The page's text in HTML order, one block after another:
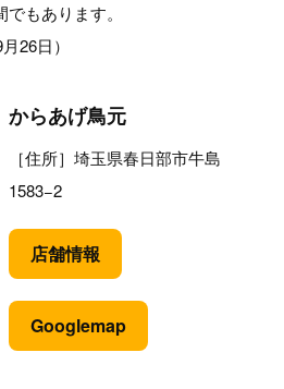
もあります。
26日）
からあげ鳥元
［住所］埼玉県春日部市牛島
1583−2
店舗情報
Googlemap